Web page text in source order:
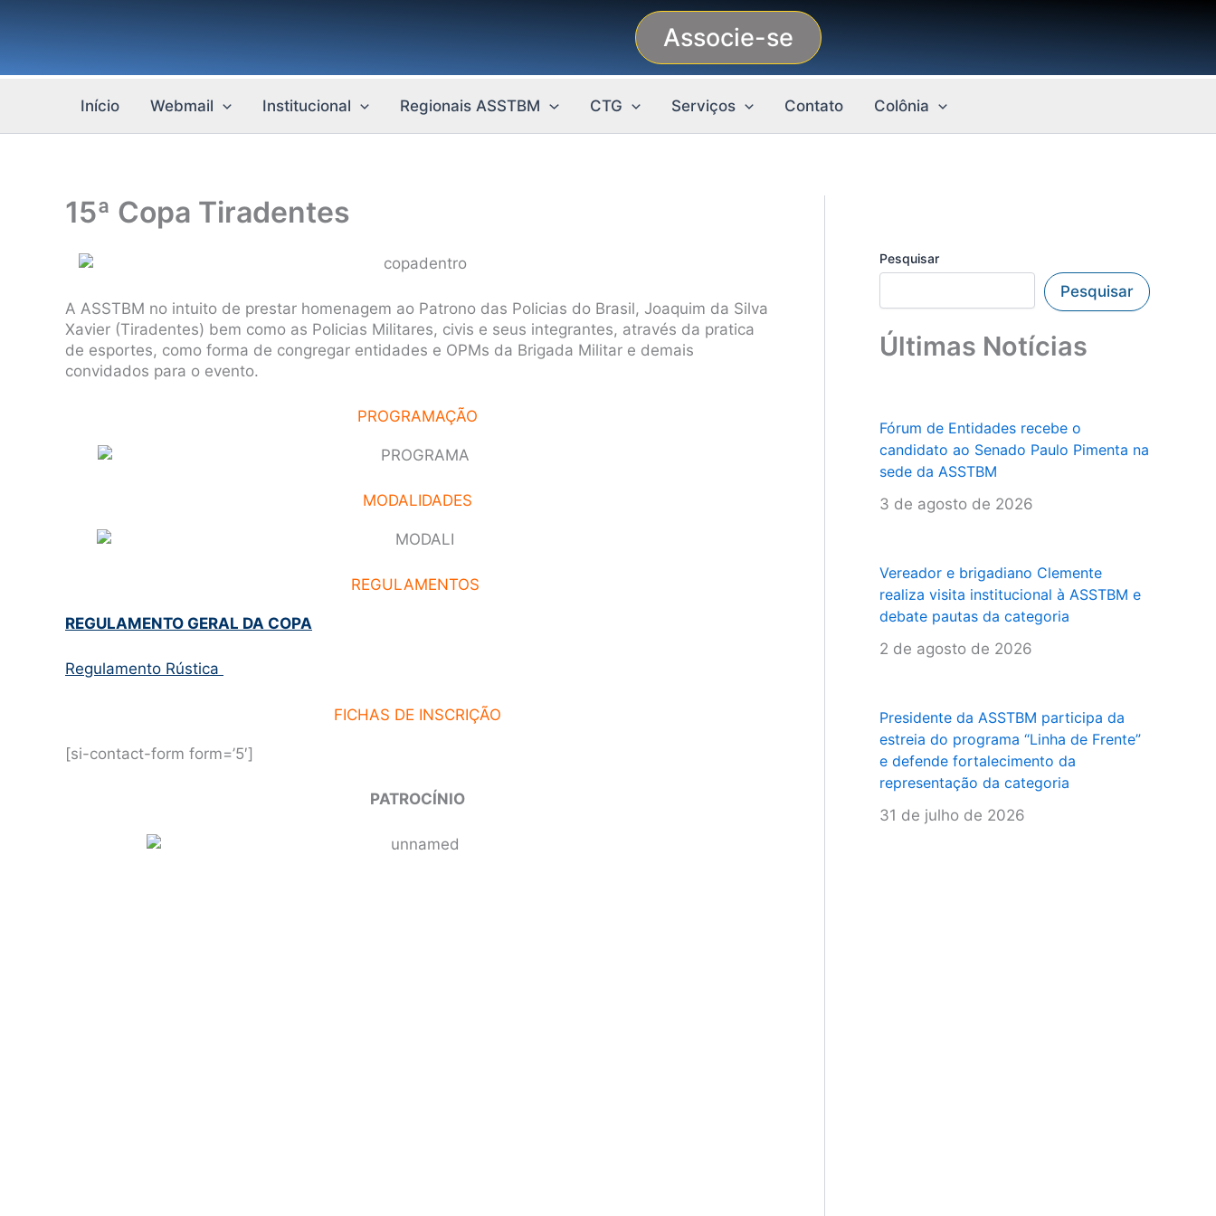
conteúdo
Associe-se
Início Webmail Institucional Regionais ASSTBM CTG Serviços Contato Colônia
15ª Copa Tiradentes
A ASSTBM no intuito de prestar homenagem ao Patrono das Policias do Brasil, Joaquim da Silva
Xavier (Tiradentes) bem como as Policias Militares, civis e seus integrantes, através da pratica
de esportes, como forma de congregar entidades e OPMs da Brigada Militar e demais
convidados para o evento.
PROGRAMAÇÃO
MODALIDADES
REGULAMENTOS
REGULAMENTO GERAL DA COPA
Regulamento Rústica
FICHAS DE INSCRIÇÃO
[si-contact-form form=’5′]
PATROCÍNIO
Pesquisar
Pesquisar
Últimas Notícias
Fórum de Entidades recebe o
candidato ao Senado Paulo Pimenta na
sede da ASSTBM
3 de agosto de 2026
Vereador e brigadiano Clemente
realiza visita institucional à ASSTBM e
debate pautas da categoria
2 de agosto de 2026
Presidente da ASSTBM participa da
estreia do programa “Linha de Frente”
e defende fortalecimento da
representação da categoria
31 de julho de 2026